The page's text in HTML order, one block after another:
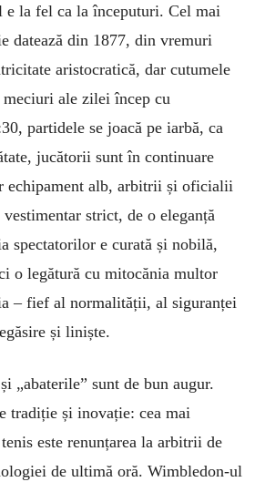
e la fel ca la începuturi. Cel mai
datează din 1877, din vremuri
aristocratică, dar cutumele
meciuri ale zilei încep cu
partidele se joacă pe iarbă, ca
jucătorii sunt în continuare
echipament alb, arbitrii și oficialii
strict, de o eleganță
spectatorilor e curată și nobilă,
o legătură cu mitocănia multor
– fief al normalității, al siguranței
și liniște.
„abaterile” sunt de bun augur.
tradiție și inovație: cea mai
este renunțarea la arbitrii de
de ultimă oră. Wimbledon-ul